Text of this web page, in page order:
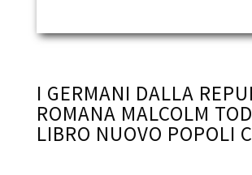
I GERMANI DALLA
ROMANA MALCOLM
LIBRO NUOVO POPOLI